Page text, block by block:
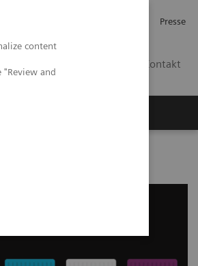
content
and
Presse
Kontakt